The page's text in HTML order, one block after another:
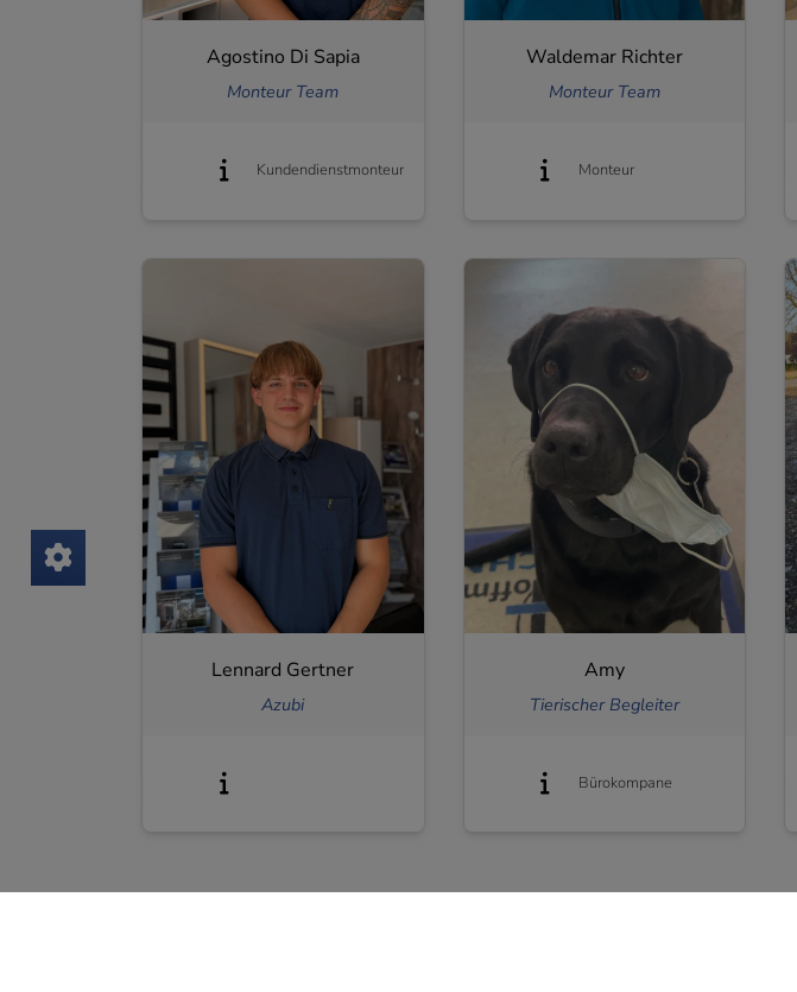
Agostino Di Sapia
Monteur Team
Kundendienstmonteur
Waldemar Richter
Monteur Team
Monteur
Lennard Gertner
Azubi
Amy
Tierischer Begleiter
Bürokompane